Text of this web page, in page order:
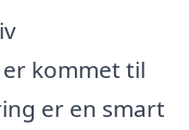
kommet til
er en smart